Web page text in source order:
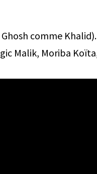
comme
Malik, Moriba